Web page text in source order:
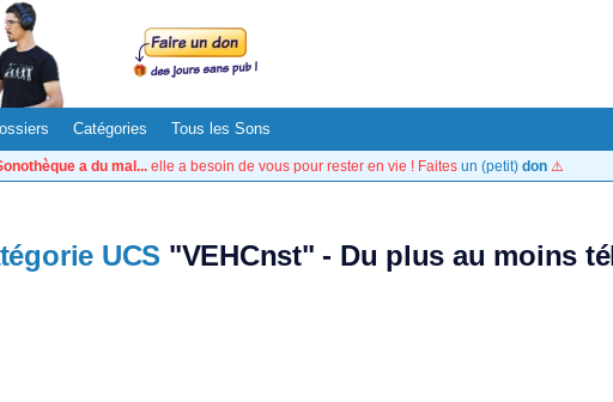
Catégories Tous les Sons
a du mal... elle a besoin de vous pour rester en vie ! Faites un (petit) don ⚠️
UCS "VEHCnst" - Du plus au moins